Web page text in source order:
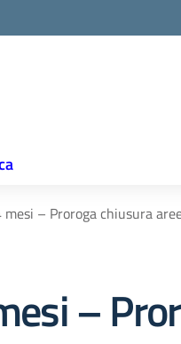
mesi – Proroga chiusura
–